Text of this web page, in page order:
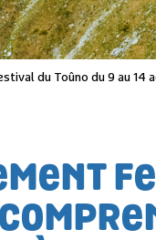
du Toûno du 9 au